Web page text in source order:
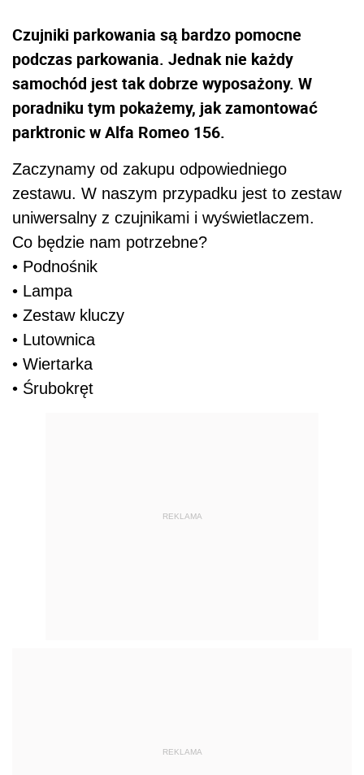
Czujniki parkowania są bardzo pomocne
podczas parkowania. Jednak nie każdy
samochód jest tak dobrze wyposażony. W
poradniku tym pokażemy, jak zamontować
parktronic w Alfa Romeo 156.
Zaczynamy od zakupu odpowiedniego
zestawu. W naszym przypadku jest to zestaw
uniwersalny z czujnikami i wyświetlaczem.
Co będzie nam potrzebne?
• Podnośnik
• Lampa
• Zestaw kluczy
• Lutownica
• Wiertarka
• Śrubokręt
REKLAMA
REKLAMA